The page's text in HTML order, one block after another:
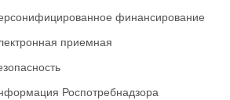
финансирование
приемная
Роспотребнадзора